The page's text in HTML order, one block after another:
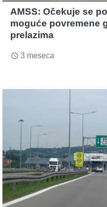
AMSS: Očekuje se
moguće povremene
prelazima
access_time 3 meseca